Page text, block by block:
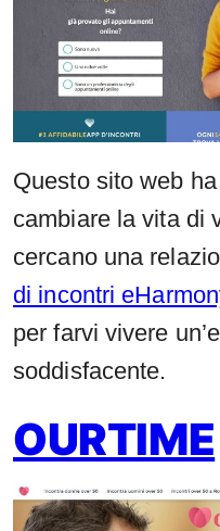
Questo sito web
cambiare la vita di
cercano una
di incontri
per farvi vivere
soddisfacente.
OURTIME